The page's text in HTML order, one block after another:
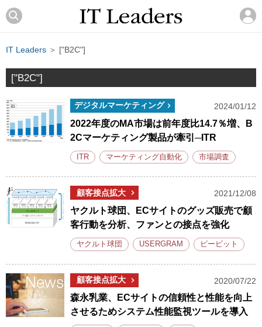
IT Leaders ＞ ["B2C"]
["B2C"]
デジタルマーケティング 2024/01/12
2022年度のMA市場は前年度比14.7％増、B
2Cマーケティング製品が牽引─ITR
ITR マーケティング自動化 市場調査
顧客接点拡大 2021/12/08
ヤクルト球団、ECサイトのグッズ販売で顧
客行動を分析、ファンとの接点を強化
ヤクルト球団 USERGRAM ビービット
顧客接点拡大 2020/07/22
森永乳業、ECサイトの信頼性と性能を向上
させるためシステム性能監視ツールを導入